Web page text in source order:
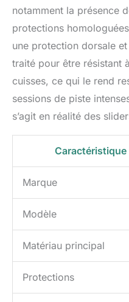
notamment la présence
protections
une protection dorsale
traité pour être résistant
cuisses, ce qui le rend
sessions de piste
s’agit en réalité des
Caractéristique
Marque
Modèle
Matériau principal
Protections